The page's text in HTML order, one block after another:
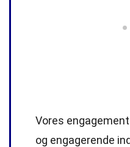
Vores
og engagerende